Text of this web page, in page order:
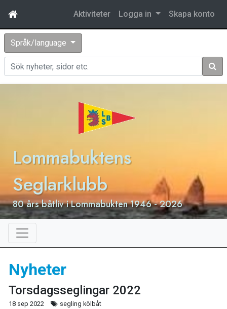
Aktiviteter Logga in Skapa konto
Språk/language
Sök
Lommabuktens
Seglarklubb
80 års båtliv i Lommabukten 1946 - 2026
Nyheter
Torsdagsseglingar 2022
18 sep 2022 segling kölbåt